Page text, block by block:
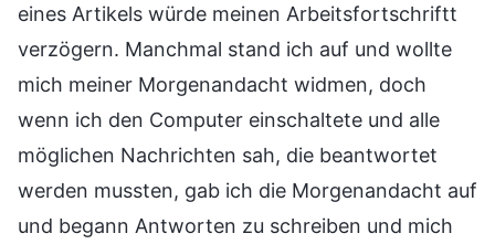
eines Artikels würde meinen Arbeitsfortschriftt
verzögern. Manchmal stand ich auf und wollte
mich meiner Morgenandacht widmen, doch
wenn ich den Computer einschaltete und alle
möglichen Nachrichten sah, die beantwortet
werden mussten, gab ich die Morgenandacht auf
und begann Antworten zu schreiben und mich